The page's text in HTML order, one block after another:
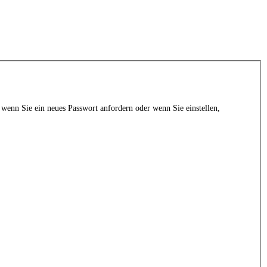
Sie ein neues Passwort anfordern oder wenn Sie einstellen,